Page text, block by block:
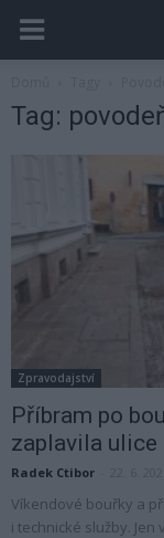
Tag:
Zpravodajství
Příbram po
zaplavila
Radek Ctibor
Víkendové bouřky a
i technické služby.